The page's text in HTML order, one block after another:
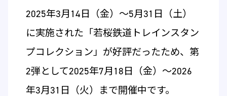
2025年3月14日（金）～5月31日（土）
に実施された「若桜鉄道トレインスタン
プコレクション」が好評だったため、第
2弾として2025年7月18日（金）～2026
年3月31日（火）まで開催中です。